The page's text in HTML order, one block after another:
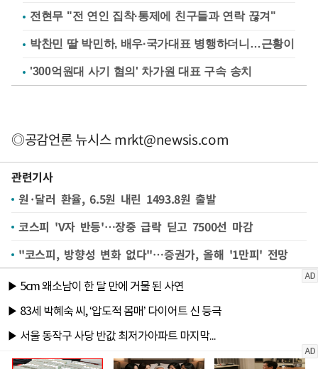
전현무 "전 연인 집착·통제에 친구들과 연락 끊겨"
박찬민 딸 박민하, 배우·국가대표 병행하더니…근황이
'300억원대 사기 혐의' 차가원 대표 구속 송치
◎공감언론 뉴시스mrkt@newsis.com
관련기사
원·달러 환율, 6.5원 내린 1493.8원 출발
코스피 'V자 반등'…장중 급락 딛고 7500선 마감
"코스피, 방향성 변화 없다"…증권가, 올해 '1만피' 전망